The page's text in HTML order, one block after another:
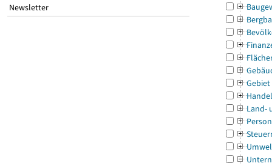
Newsletter
Gebiet
Land-